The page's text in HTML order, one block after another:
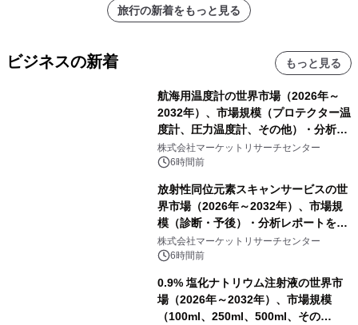
旅行の新着をもっと見る
ビジネスの新着 もっと見る
航海用温度計の世界市場（2026年～
2032年）、市場規模（プロテクター温
度計、圧力温度計、その他）・分析レ
ポートを発表
株式会社マーケットリサーチセンター
6時間前
放射性同位元素スキャンサービスの世
界市場（2026年～2032年）、市場規
模（診断・予後）・分析レポートを発
表
株式会社マーケットリサーチセンター
6時間前
0.9% 塩化ナトリウム注射液の世界市
場（2026年～2032年）、市場規模
（100ml、250ml、500ml、その